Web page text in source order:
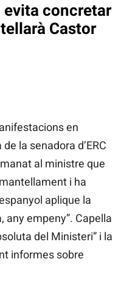
evita concretar
Castor
en
la senadora d’ERC
al ministre que
i ha
aplique la
any empeny”. Capella
del Ministeri” i la
informes sobre